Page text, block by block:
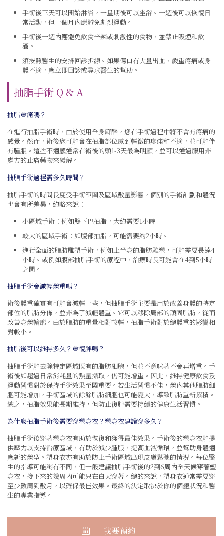
手術後三天可以開始淋浴，一星期後可以坐浴。一週後可以恢復日
常活動，但一個月內應避免劇烈運動。
手術後一週內應避免飲食辛辣或刺激性的食物，並禁止吸煙和飲
酒。
須按照醫生的安排回診拆線。如果傷口有大量出血、嚴重疼痛或身
體不適，應立即回診或尋求醫生的幫助。
抽脂手術 Q & A
抽脂會痛嗎？
在進行抽脂手術時，由於使用全身麻醉，您在手術過程中將不會有疼痛的
感覺。然而，術後您可能會在抽脂部位感到輕微的疼痛和不適，並可能伴
有腫脹。這些不適感通常在術後的頭1-3天最為明顯，並可以通過服用非
處方的止痛藥物來緩解。
抽脂手術過程需多久時間？
抽脂手術的時間長度受手術範圍及區域數量影響，個別的手術計劃和體況
也會有所差異，約略來說：
小區域手術：例如雙下巴抽脂，大約需要1小時
較大的區域手術：如腹部抽脂，可能需要約2小時。
進行全面的脂肪雕塑手術，例如上半身的脂肪雕塑，可能需要長達4
小時。或例如腹部抽脂手術的療程中，治療時長可能會在4到5小時
之間。
抽脂手術會減輕體重嗎？
術後體重確實有可能會減輕一些，但抽脂手術主要是用於改善身體的特定
部位的脂肪分佈，並非為了減輕體重。它可以移除局部的頑固脂肪，從而
改善身體輪廓。由於脂肪的重量相對較輕，抽脂手術對於總體重的影響相
對較小。
抽脂後可以維持多久？會復胖嗎？
抽脂手術能去除特定區域既有的脂肪細胞，但並不意味著不會再增重。手
術後如超過日常消耗量的熱量攝取，仍可能增重。因此，維持健康飲食及
運動習慣對於保持手術效果至關重要。若生活習慣不佳，體內其他脂肪細
胞可能增加，手術區域的餘餘脂肪細胞也可能變大，導致脂肪重新累積。
總之，抽脂效果能長期維持，但防止復胖需要持續的健康生活習慣。
為什麼抽脂手術後需要穿塑身衣？塑身衣建議穿多久？
抽脂手術後穿著塑身衣有助於恢復和獲得最佳效果。手術後的塑身衣能提
供壓力以支持治療區域，有助於減少腫脹，提高血液循環，並幫助身體適
應新的體型。塑身衣亦有助於防止手術區域出現皮膚鬆弛的情況。每位醫
生的指導可能稍有不同，但一般建議抽脂手術後的2到6周內全天候穿著塑
身衣，接下來的幾周內可能只在白天穿著。總的來說，塑身衣通常需要穿
至少數周到數月，以確保最佳效果。最終的決定取決於你的個體狀況和醫
生的專業指導。
我要預約